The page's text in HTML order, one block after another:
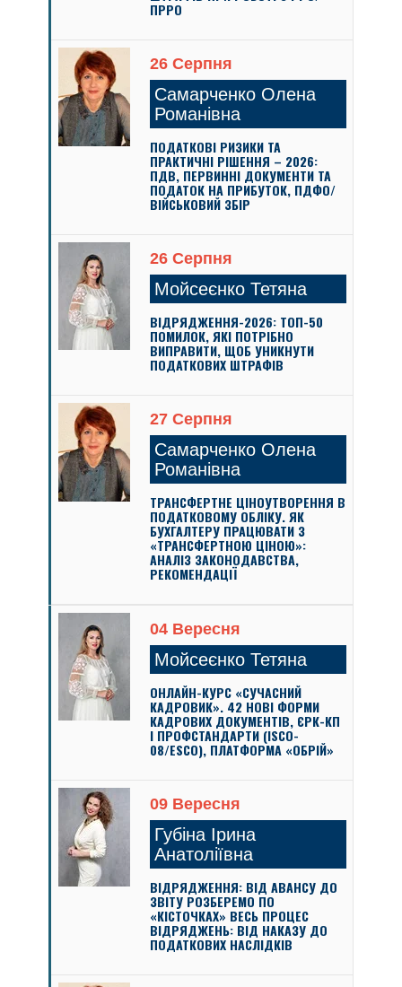
ПРРО
26 Серпня
Самарченко Олена
Романівна
ПОДАТКОВІ РИЗИКИ ТА
ПРАКТИЧНІ РІШЕННЯ – 2026:
ПДВ, ПЕРВИННІ ДОКУМЕНТИ ТА
ПОДАТОК НА ПРИБУТОК, ПДФО/
ВІЙСЬКОВИЙ ЗБІР
26 Серпня
Мойсеєнко Тетяна
ВІДРЯДЖЕННЯ-2026: ТОП-50
ПОМИЛОК, ЯКІ ПОТРІБНО
ВИПРАВИТИ, ЩОБ УНИКНУТИ
ПОДАТКОВИХ ШТРАФІВ
27 Серпня
Самарченко Олена
Романівна
ТРАНСФЕРТНЕ ЦІНОУТВОРЕННЯ В
ПОДАТКОВОМУ ОБЛІКУ. ЯК
БУХГАЛТЕРУ ПРАЦЮВАТИ З
«ТРАНСФЕРТНОЮ ЦІНОЮ»:
АНАЛІЗ ЗАКОНОДАВСТВА,
РЕКОМЕНДАЦІЇ
04 Вересня
Мойсеєнко Тетяна
ОНЛАЙН-КУРС «СУЧАСНИЙ
КАДРОВИК». 42 НОВІ ФОРМИ
КАДРОВИХ ДОКУМЕНТІВ, ЄРК-КП
І ПРОФСТАНДАРТИ (ISCO-
08/ESCO), ПЛАТФОРМА «ОБРІЙ»
09 Вересня
Губіна Ірина
Анатоліївна
ВІДРЯДЖЕННЯ: ВІД АВАНСУ ДО
ЗВІТУ РОЗБЕРЕМО ПО
«КІСТОЧКАХ» ВЕСЬ ПРОЦЕС
ВІДРЯДЖЕНЬ: ВІД НАКАЗУ ДО
ПОДАТКОВИХ НАСЛІДКІВ